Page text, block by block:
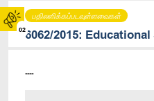
02
பதிலளிக்கப்படவுள்ளவைகள்
6062/2015:
----